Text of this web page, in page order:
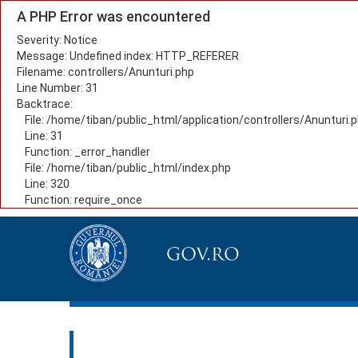
A PHP Error was encountered
Severity: Notice
Message: Undefined index: HTTP_REFERER
Filename: controllers/Anunturi.php
Line Number: 31
Backtrace:
File: /home/tiban/public_html/application/controllers/
Line: 31
Function: _error_handler
File: /home/tiban/public_html/index.php
Line: 320
Function: require_once